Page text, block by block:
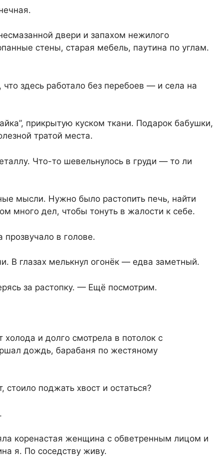
двери и запахом нежилого
стены, старая мебель, паутина по углам.
здесь работало без перебоев — и села на
прикрытую куском ткани. Подарок бабушки,
тратой места.
Что-то шевельнулось в груди — то ли
мысли. Нужно было растопить печь, найти
много дел, чтобы тонуть в жалости к себе.
в голове.
В глазах мелькнул огонёк — едва заметный.
за растопку. — Ещё посмотрим.
холода и долго смотрела в потолок с
дождь, барабаня по жестяному
поджать хвост и остаться?
коренастая женщина с обветренным лицом и
я. По соседству живу.